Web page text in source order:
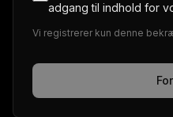
adgang til indhold for
Vi registrerer kun denne